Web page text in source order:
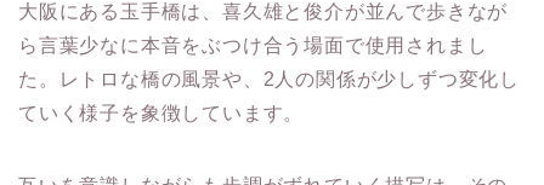
大阪にある玉手橋は、喜久雄と俊介が並んで歩きなが
ら言葉少なに本音をぶつけ合う場面で使用されまし
た。レトロな橋の風景や、2人の関係が少しずつ変化し
ていく様子を象徴しています。